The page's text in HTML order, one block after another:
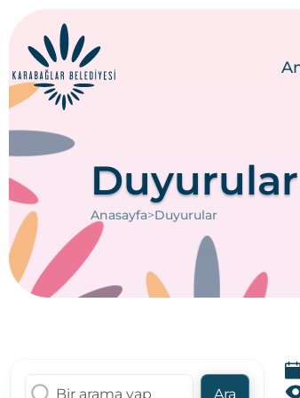
Duyurular
Anasayfa>Duyurular
Ara